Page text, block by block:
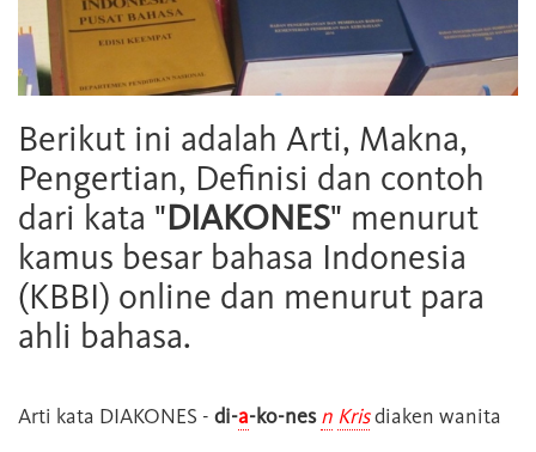
Berikut ini adalah Arti, Makna,
Pengertian, Definisi dan contoh
dari kata "DIAKONES" menurut
kamus besar bahasa Indonesia
(KBBI) online dan menurut para
ahli bahasa.
Arti kata DIAKONES - di-a-ko-nes n Krisdiaken wanita